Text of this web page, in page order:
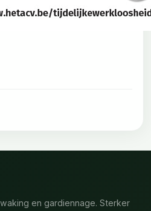
en gardiennage. Sterker